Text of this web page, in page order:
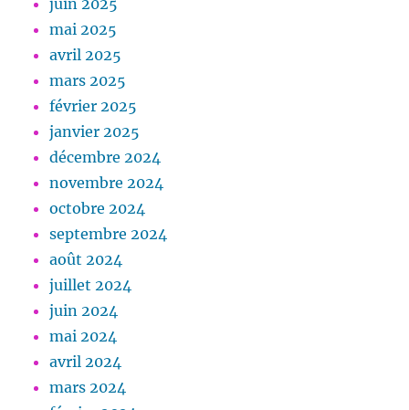
mai 2025
avril 2025
mars 2025
février 2025
janvier 2025
décembre 2024
novembre 2024
octobre 2024
septembre 2024
août 2024
juillet 2024
juin 2024
mai 2024
avril 2024
mars 2024